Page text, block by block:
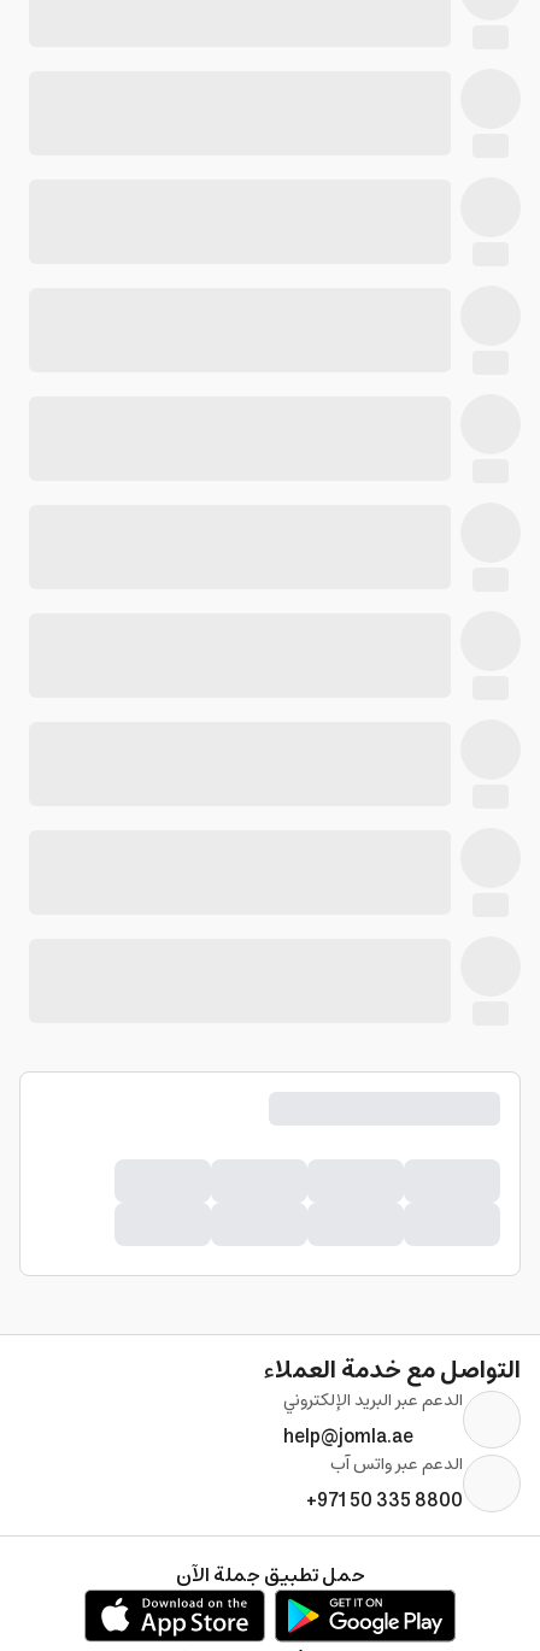
التواصل مع خدمة العملاء
الدعم عبر البريد الإلكتروني
help@jomla.ae
الدعم عبر واتس آب
+971 50 335 8800
حمل تطبيق جملة الآن